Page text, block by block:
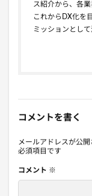
ス紹介から、各
これからDX化を
ミッションとして
コメントを書く
メールアドレスが公
必須項目です
コメント ※